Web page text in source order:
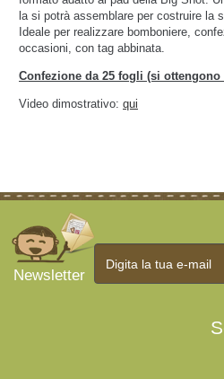
la si potrà assemblare per costruire la
Ideale per realizzare bomboniere,
occasioni, con tag abbinata.
Confezione da 25 fogli (si ottengono
Video dimostrativo: qui
Newsletter